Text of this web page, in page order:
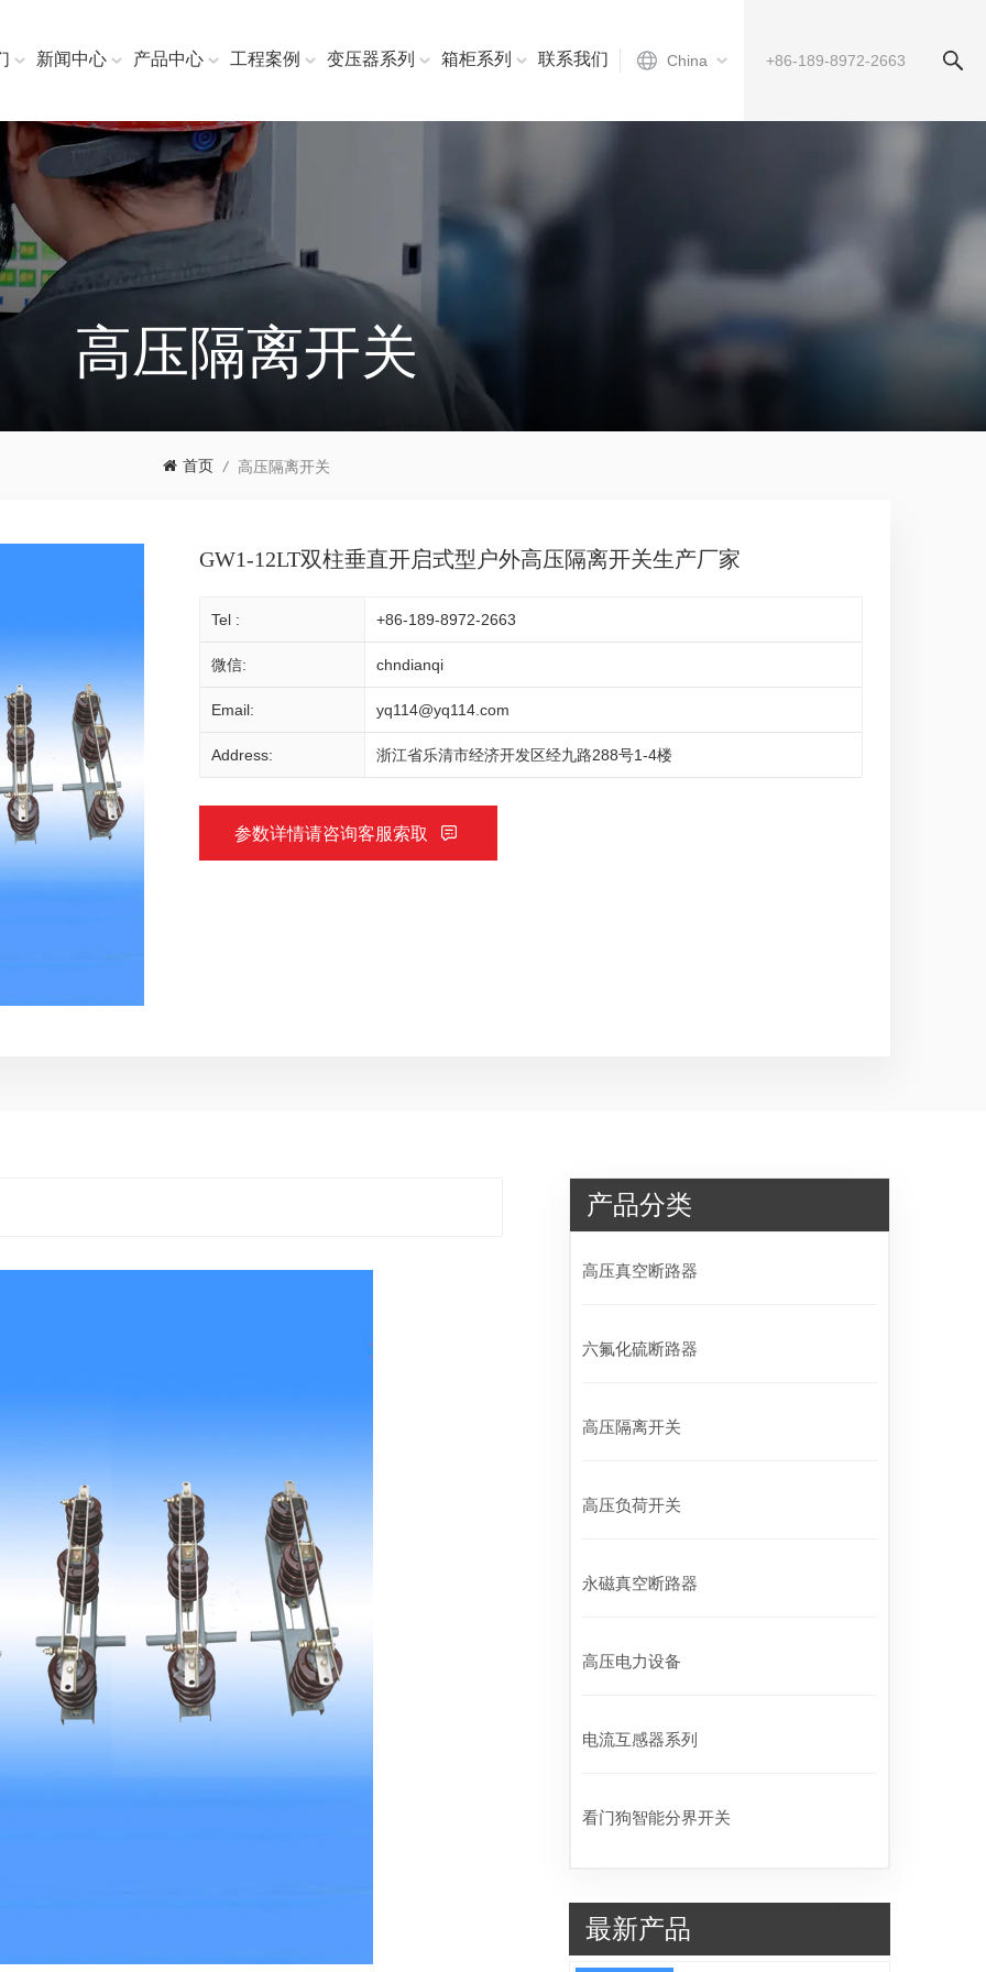
China
新闻中心 产品中心 工程案例 变压器系列 箱柜系列 联系我们
高压隔离开关
首页 / 高压隔离开关
GW1-12LT双柱垂直开启式型户外高压隔离开关生产厂家
Tel : +86-189-8972-2663
微信: chndianqi
Email: yq114@yq114.com
Address: 浙江省乐清市经济开发区经九路288号1-4楼
参数详情请咨询客服索取
产品分类
高压真空断路器
六氟化硫断路器
高压隔离开关
高压负荷开关
永磁真空断路器
高压电力设备
电流互感器系列
看门狗智能分界开关
最新产品